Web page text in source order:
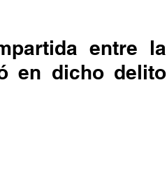
entre la
en dicho delito